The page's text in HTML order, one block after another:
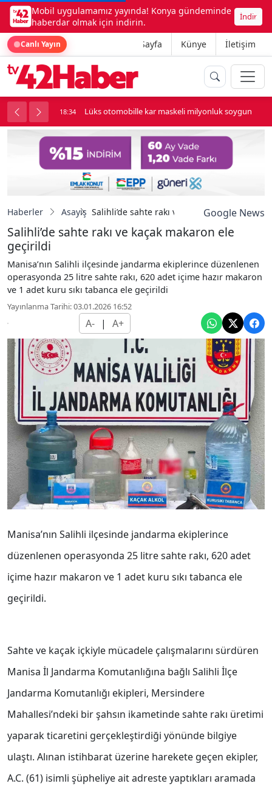
Mobil uygulamamız yayında! Konya gündeminde
haberdar olmak için indirin.
İndir
Canlı Yayın Ana Sayfa Künye İletişim
kavga çıktı 18:34 Lüks otomobille kar maskeli milyonluk soygun
Haberler Asayiş Salihli’de sahte rakı ve kaçak makaron ele
Google News
Salihli’de sahte rakı ve kaçak makaron ele
geçirildi
Manisa’nın Salihli ilçesinde jandarma ekiplerince düzenlenen
operasyonda 25 litre sahte rakı, 620 adet içime hazır makaron
ve 1 adet kuru sıkı tabanca ele geçirildi
Yayınlanma Tarihi: 03.01.2026 16:52
A- | A+
Manisa’nın Salihli ilçesinde jandarma ekiplerince
düzenlenen operasyonda 25 litre sahte rakı, 620 adet
içime hazır makaron ve 1 adet kuru sıkı tabanca ele
geçirildi.
Sahte ve kaçak içkiyle mücadele çalışmalarını sürdüren
Manisa İl Jandarma Komutanlığına bağlı Salihli İlçe
Jandarma Komutanlığı ekipleri, Mersindere
Mahallesi’ndeki bir şahsın ikametinde sahte rakı üretimi
yaparak ticaretini gerçekleştirdiği yönünde bilgiye
ulaştı. Alınan istihbarat üzerine harekete geçen ekipler,
A.C. (61) isimli şüpheliye ait adreste yaptıkları aramada